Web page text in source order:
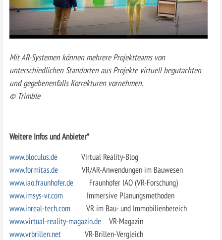
Mit AR-Systemen können mehrere Projektteams von
unterschiedlichen Standorten aus Projekte virtuell begutachten
und gegebenenfalls Korrekturen vornehmen.
© Trimble
Weitere Infos und Anbieter*
www.bloculus.de
Virtual Reality-Blog
www.formitas.de
VR/AR-Anwendungen im Bauwesen
www.iao.fraunhofer.deFraunhofer IAO (VR-Forschung)
www.imsys-vr.com
Immersive Planungsmethoden
www.inreal-tech.comVR im Bau- und Immobilienbereich
www.virtual-reality-magazin.de
VR-Magazin
www.vrbrillen.net
VR-Brillen-Vergleich